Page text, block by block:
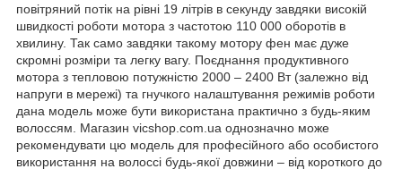
повітряний потік на рівні 19 літрів в секунду завдяки високій
швидкості роботи мотора з частотою 110 000 оборотів в
хвилину. Так само завдяки такому мотору фен має дуже
скромні розміри та легку вагу. Поєднання продуктивного
мотора з тепловою потужністю 2000 – 2400 Вт (залежно від
напруги в мережі) та гнучкого налаштування режимів роботи
дана модель може бути використана практично з будь-яким
волоссям. Магазин vicshop.com.ua однозначно може
рекомендувати цю модель для професійного або особистого
використання на волоссі будь-якої довжини – від короткого до